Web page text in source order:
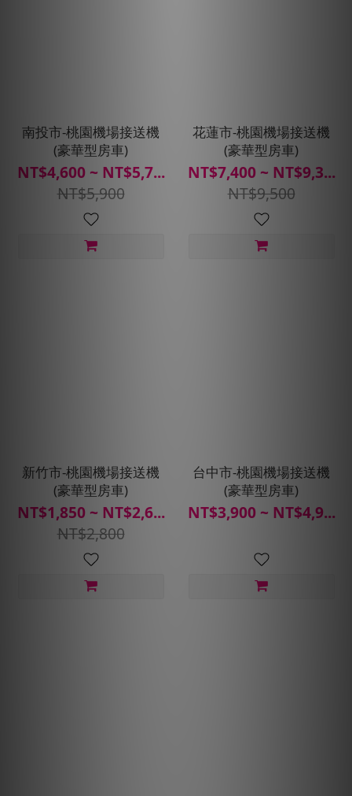
南投市-桃園機場接送機
(豪華型房車)
NT$4,600 ~ NT$5,7...
NT$5,900
花蓮市-桃園機場接送機
(豪華型房車)
NT$7,400 ~ NT$9,3...
NT$9,500
新竹市-桃園機場接送機
(豪華型房車)
NT$1,850 ~ NT$2,6...
NT$2,800
台中市-桃園機場接送機
(豪華型房車)
NT$3,900 ~ NT$4,9...